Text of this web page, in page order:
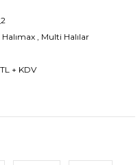
Halımax
Multi Halılar
+ KDV